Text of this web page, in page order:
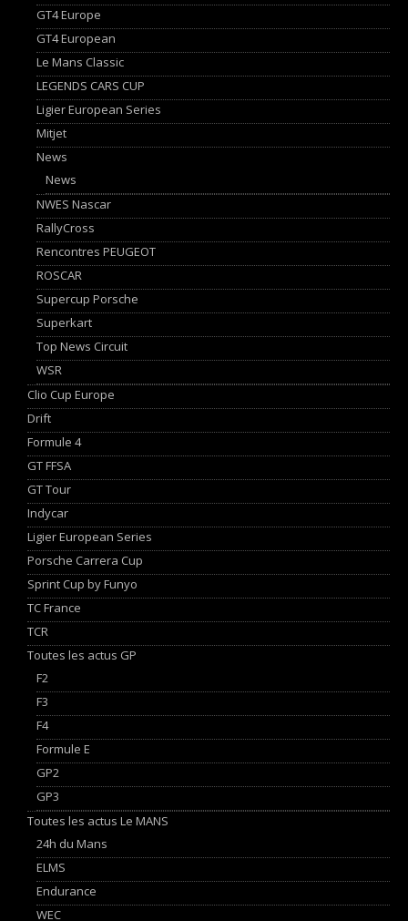
GT4 Europe
GT4 European
Le Mans Classic
LEGENDS CARS CUP
Ligier European Series
Mitjet
News
News
NWES Nascar
RallyCross
Rencontres PEUGEOT
ROSCAR
Supercup Porsche
Superkart
Top News Circuit
WSR
Clio Cup Europe
Drift
Formule 4
GT FFSA
GT Tour
Indycar
Ligier European Series
Porsche Carrera Cup
Sprint Cup by Funyo
TC France
TCR
Toutes les actus GP
F2
F3
F4
Formule E
GP2
GP3
Toutes les actus Le MANS
24h du Mans
ELMS
Endurance
WEC